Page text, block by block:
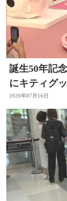
誕生50年記
にキティグ
イヤーなど
2026年07月16日